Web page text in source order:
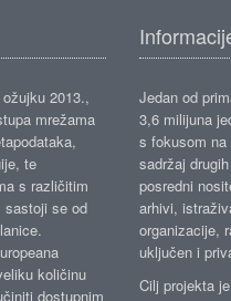
2013.,
mrežama
te
s različitim
sastoji se od
količinu
dostupnim
Jedan od
3,6 milijuna
s fokusom
sadržaj
posredni
arhivi,
organizacije,
uključen i
Cilj projekta